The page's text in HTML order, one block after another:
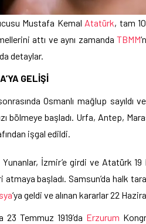
Mustafa Kemal Atatürk, tam
attı ve aynı zamandaTBMM
detaylar.
GELİŞİ
Osmanlı mağlup sayıldı
bölmeye başladı. Urfa, Antep,
işgal edildi.
Yunanlar, İzmir’e girdi ve Atatürk 19
atmaya başladı. Samsun’da halk
‘ya geldi ve alınan kararlar 22
Temmuz 1919’da Erzurum